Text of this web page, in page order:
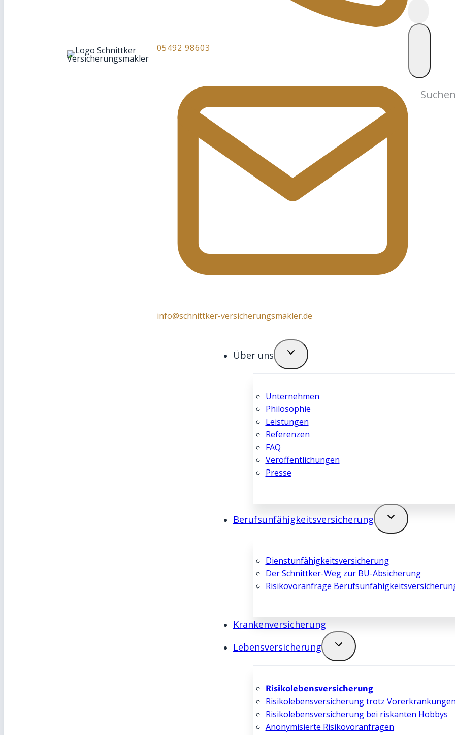
05492 98603
info@schnittker-versicherungsmakler.de
Über uns
Unternehmen
Philosophie
Leistungen
Referenzen
FAQ
Veröffentlichungen
Presse
Berufsunfähigkeits­­versicherung
Dienstunfähigkeits­­versicherung
Der Schnittker-Weg zur BU-Absicherung
Risikovoranfrage
Kranken­­versicherung
Lebens­­versicherung
Risikolebens­­versicherung
Risikolebensversicherung trotz
Risikolebens­­versicherung bei riskanten Hobbys
Anonymisierte Risikovoranfragen